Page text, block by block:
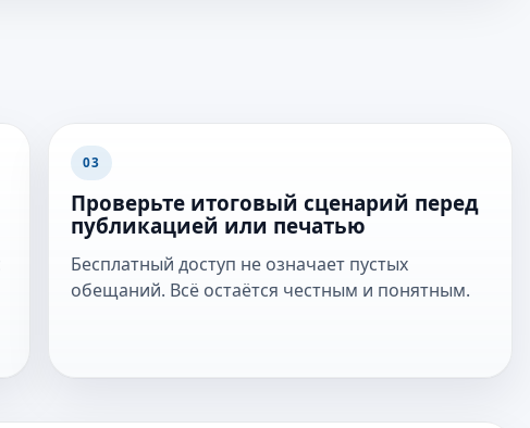
03
Проверьте итоговый сценарий перед
публикацией или печатью
Бесплатный доступ не означает пустых
обещаний. Всё остаётся честным и понятным.